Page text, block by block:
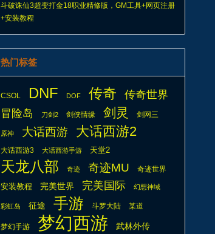
斗破诛仙3超变打金18职业精修版，GM工具+网页注册
+安装教程
热门标签
CSOL DNF DOF 传奇 传奇世界
冒险岛 刀剑2 剑侠情缘 剑灵 剑网三
原神 大话西游 大话西游2
大话西游3 大话西游手游 天堂2
天龙八部 奇迹 奇迹MU 奇迹世界
安装教程 完美世界 完美国际 幻想神域
彩虹岛 征途 手游 斗罗大陆 某道
梦幻手游 梦幻西游
武林外传